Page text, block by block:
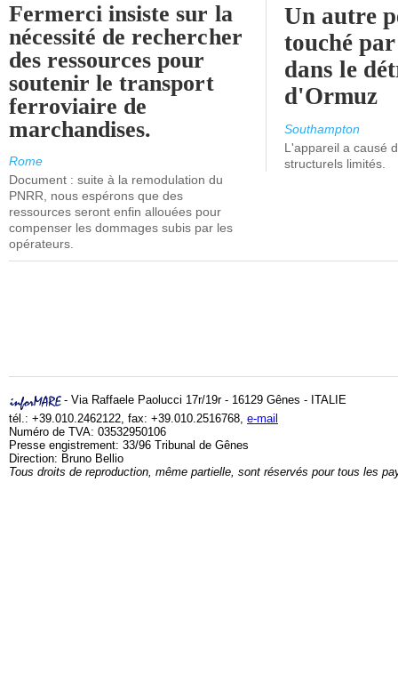
Fermerci insiste sur la
nécessité de rechercher
des ressources pour
soutenir le transport
ferroviaire de
marchandises.
Rome
Document : suite à la remodulation du
PNRR, nous espérons que des
ressources seront enfin allouées pour
compenser les dommages subis par les
opérateurs.
Un autre
touché
dans le
d'Ormuz
Southampton
L'appareil a causé
structurels limités.
- Via Raffaele Paolucci 17r/19r - 16129 Gênes - ITALIE
tél.: +39.010.2462122, fax: +39.010.2516768, e-mail
Numéro de TVA: 03532950106
Presse engistrement: 33/96 Tribunal de Gênes
Direction: Bruno Bellio
Tous droits de reproduction, même partielle, sont réservés pour tous les